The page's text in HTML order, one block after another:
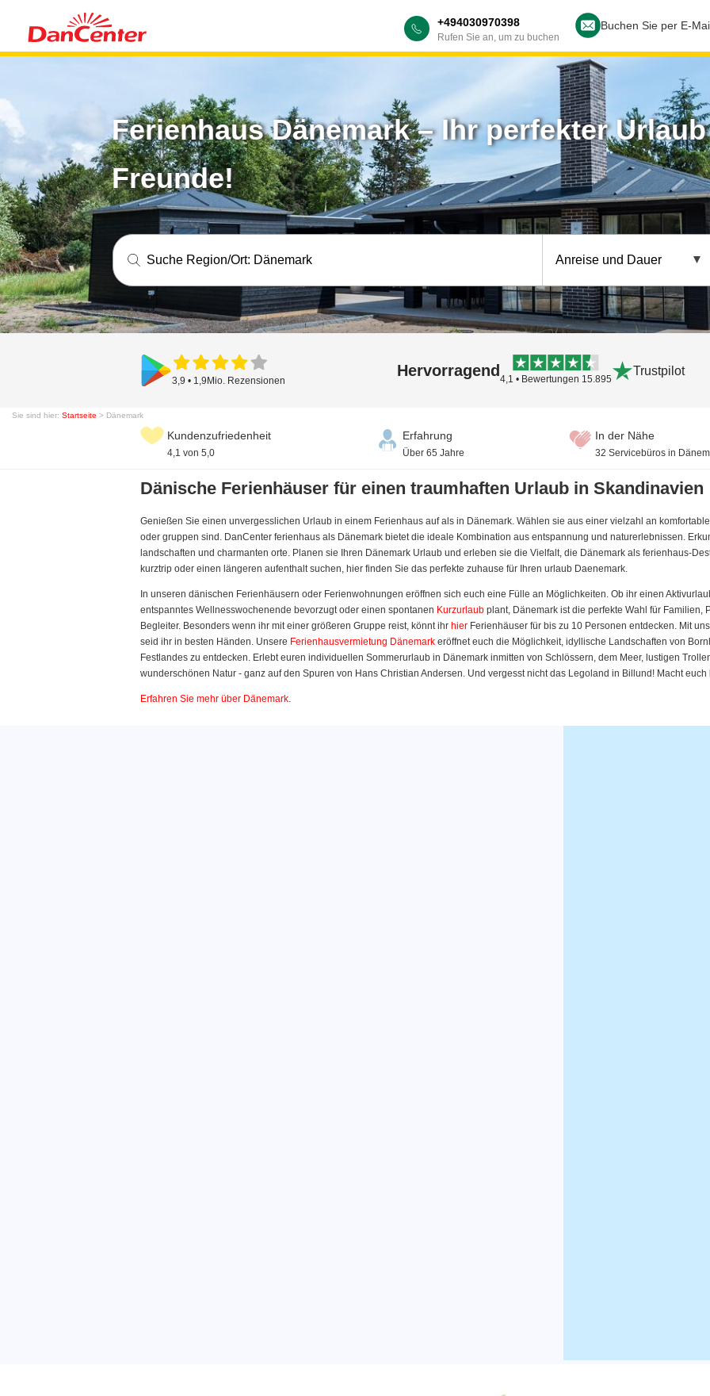
+494030970398
Rufen Sie an, um zu buchen
Buchen Sie per E-
Ferienhaus Dänemark – Ihr perfekter
Freunde!
Suche Region/Ort: Dänemark Anreise und Dauer
3,9 • 1,9Mio. Rezensionen
Hervorragend 4,1 • Bewertungen 15.895
Trustpilot
Sie sind hier: Startseite > Dänemark
Kundenzufriedenheit
4,1 von 5,0
Erfahrung
Über 65 Jahre
In der Nähe
32 Servicebüros in
Dänische Ferienhäuser für einen traumhaften Urlaub in Skandinavien
Genießen Sie einen unvergesslichen Urlaub in einem Ferienhaus auf als in Dänemark. Wählen sie aus einer vielzahl an
oder gruppen sind. DanCenter ferienhaus als Dänemark bietet die ideale Kombination aus entspannung und naturerlebnissen.
landschaften und charmanten orte. Planen sie Ihren Dänemark Urlaub und erleben sie die Vielfalt, die Dänemark als ferienhaus-
kurztrip oder einen längeren aufenthalt suchen, hier finden Sie das perfekte zuhause für Ihren urlaub Daenemark.
In unseren dänischen Ferienhäusern oder Ferienwohnungen eröffnen sich euch eine Fülle an Möglichkeiten. Ob ihr einen
entspanntes Wellnesswochenende bevorzugt oder einen spontanen Kurzurlaub plant, Dänemark ist die perfekte Wahl für Familien,
Begleiter. Besonders wenn ihr mit einer größeren Gruppe reist, könnt ihr hier Ferienhäuser für bis zu 10 Personen entdecken. Mit
seid ihr in besten Händen. Unsere Ferienhausvermietung Dänemark eröffnet euch die Möglichkeit, idyllische Landschaften von
Festlandes zu entdecken. Erlebt euren individuellen Sommerurlaub in Dänemark inmitten von Schlössern, dem Meer, lustigen
wunderschönen Natur - ganz auf den Spuren von Hans Christian Andersen. Und vergesst nicht das Legoland in Billund! Macht
Erfahren Sie mehr über Dänemark.